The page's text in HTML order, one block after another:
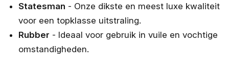
Statesman - Onze dikste en meest luxe kwaliteit
voor een topklasse uitstraling.
Rubber - Ideaal voor gebruik in vuile en vochtige
omstandigheden.